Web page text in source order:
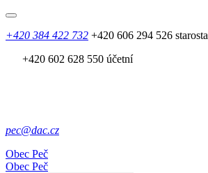
+420 384 422 732 +420 606 294 526 starosta
+420 602 628 550 účetní
pec@dac.cz
Obec Peč
Obec Peč